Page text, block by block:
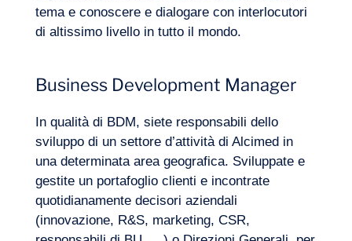
tema e conoscere e dialogare con interlocutori
di altissimo livello in tutto il mondo.
Business Development Manager
In qualità di BDM, siete responsabili dello
sviluppo di un settore d’attività di Alcimed in
una determinata area geografica. Sviluppate e
gestite un portafoglio clienti e incontrate
quotidianamente decisori aziendali
(innovazione, R&S, marketing, CSR,